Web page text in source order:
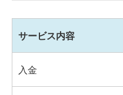
サービス内容
入金